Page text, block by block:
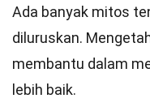
Ada banyak mitos
diluruskan.
membantu dalam
lebih baik.